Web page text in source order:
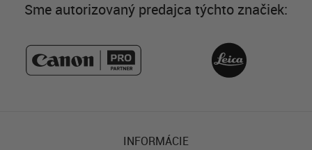
Sme autorizovaný predajca týchto značiek:
INFORMÁCIE